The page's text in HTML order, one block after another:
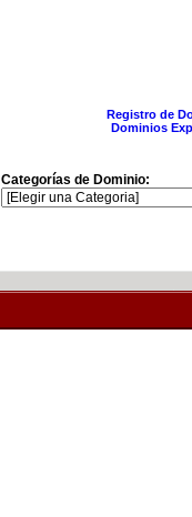
Registro de
Dominios
Categorías de Dominio: